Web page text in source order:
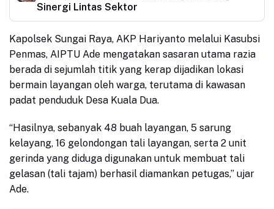
Sinergi Lintas Sektor
Kapolsek Sungai Raya, AKP Hariyanto melalui Kasubsi
Penmas, AIPTU Ade mengatakan sasaran utama razia
berada di sejumlah titik yang kerap dijadikan lokasi
bermain layangan oleh warga, terutama di kawasan
padat penduduk Desa Kuala Dua.
“Hasilnya, sebanyak 48 buah layangan, 5 sarung
kelayang, 16 gelondongan tali layangan, serta 2 unit
gerinda yang diduga digunakan untuk membuat tali
gelasan (tali tajam) berhasil diamankan petugas,” ujar
Ade.